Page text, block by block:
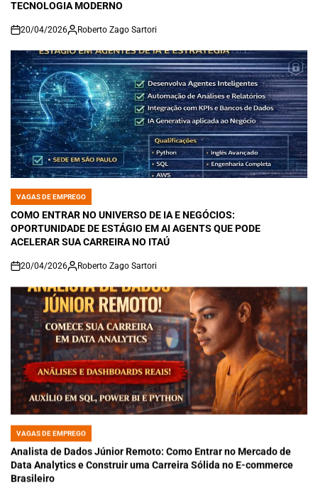
TECNOLOGIA MODERNO
on
20/04/2026 Roberto Zago Sartori
POSTED
IN
VAGAS DE EMPREGO
COMO ENTRAR NO UNIVERSO DE IA E NEGÓCIOS:
OPORTUNIDADE DE ESTÁGIO EM AI AGENTS QUE PODE
ACELERAR SUA CARREIRA NO ITAÚ
on
20/04/2026 Roberto Zago Sartori
POSTED
IN
VAGAS DE EMPREGO
Analista de Dados Júnior Remoto: Como Entrar no Mercado de
Data Analytics e Construir uma Carreira Sólida no E-commerce
Brasileiro